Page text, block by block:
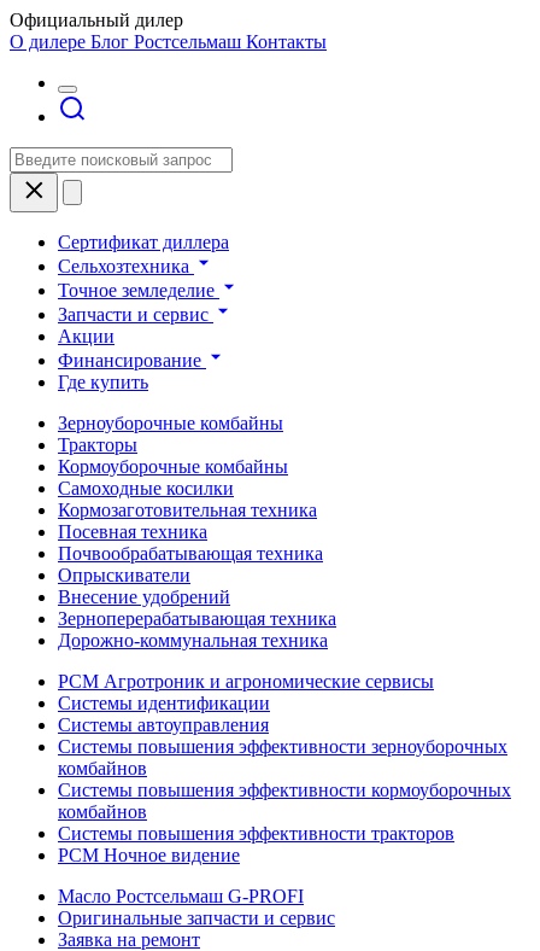
Официальный дилер
О дилере Блог Ростсельмаш Контакты
Сертификат диллера
Сельхозтехника
Точное земледелие
Запчасти и сервис
Акции
Финансирование
Где купить
Зерноуборочные комбайны
Тракторы
Кормоуборочные комбайны
Самоходные косилки
Кормозаготовительная техника
Посевная техника
Почвообрабатывающая техника
Опрыскиватели
Внесение удобрений
Зерноперерабатывающая техника
Дорожно-коммунальная техника
РСМ Агротроник и агрономические сервисы
Системы идентификации
Системы автоуправления
Системы повышения эффективности зерноуборочных
комбайнов
Системы повышения эффективности кормоуборочных
комбайнов
Системы повышения эффективности тракторов
РСМ Ночное видение
Масло Ростсельмаш G-PROFI
Оригинальные запчасти и сервис
Заявка на ремонт